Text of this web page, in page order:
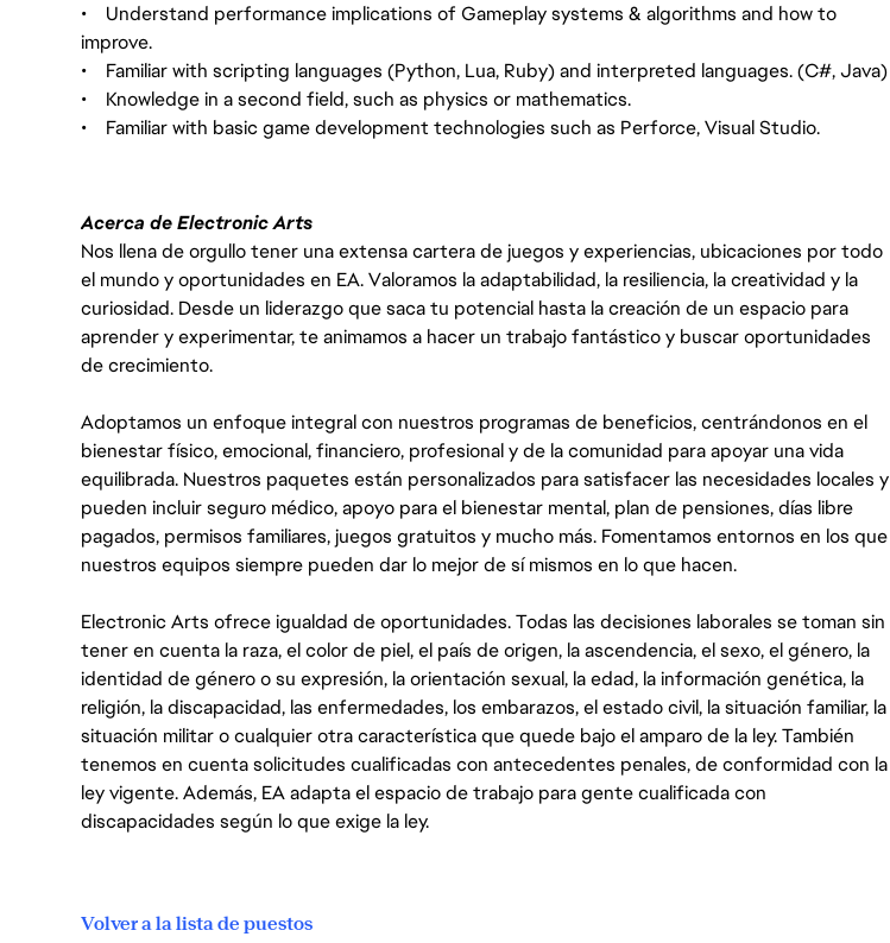
• Understand performance implications of Gameplay systems & algorithms and how to
improve.
• Familiar with scripting languages (Python, Lua, Ruby) and interpreted languages. (C#, Java)
• Knowledge in a second field, such as physics or mathematics.
• Familiar with basic game development technologies such as Perforce, Visual Studio.
Acerca de Electronic Arts
Nos llena de orgullo tener una extensa cartera de juegos y experiencias, ubicaciones por todo
el mundo y oportunidades en EA. Valoramos la adaptabilidad, la resiliencia, la creatividad y la
curiosidad. Desde un liderazgo que saca tu potencial hasta la creación de un espacio para
aprender y experimentar, te animamos a hacer un trabajo fantástico y buscar oportunidades
de crecimiento.
Adoptamos un enfoque integral con nuestros programas de beneficios, centrándonos en el
bienestar físico, emocional, financiero, profesional y de la comunidad para apoyar una vida
equilibrada. Nuestros paquetes están personalizados para satisfacer las necesidades locales y
pueden incluir seguro médico, apoyo para el bienestar mental, plan de pensiones, días libre
pagados, permisos familiares, juegos gratuitos y mucho más. Fomentamos entornos en los que
nuestros equipos siempre pueden dar lo mejor de sí mismos en lo que hacen.
Electronic Arts ofrece igualdad de oportunidades. Todas las decisiones laborales se toman sin
tener en cuenta la raza, el color de piel, el país de origen, la ascendencia, el sexo, el género, la
identidad de género o su expresión, la orientación sexual, la edad, la información genética, la
religión, la discapacidad, las enfermedades, los embarazos, el estado civil, la situación familiar, la
situación militar o cualquier otra característica que quede bajo el amparo de la ley. También
tenemos en cuenta solicitudes cualificadas con antecedentes penales, de conformidad con la
ley vigente. Además, EA adapta el espacio de trabajo para gente cualificada con
discapacidades según lo que exige la ley.
Volver a la lista de puestos